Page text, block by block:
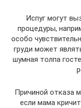
Испуг могут
процедуры,
особо
груди может
шумная толпа
Причиной отказа
если мама